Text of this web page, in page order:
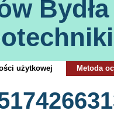
użytkowej Metoda